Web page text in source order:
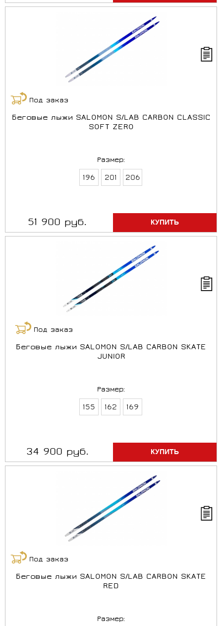
Под заказ
Беговые лыжи SALOMON S/LAB CARBON CLASSIC
SOFT ZERO
Размер:
196 201 206
51 900 руб.
Под заказ
Беговые лыжи SALOMON S/LAB CARBON SKATE
JUNIOR
Размер:
155 162 169
34 900 руб.
Под заказ
Беговые лыжи SALOMON S/LAB CARBON SKATE
RED
Размер: